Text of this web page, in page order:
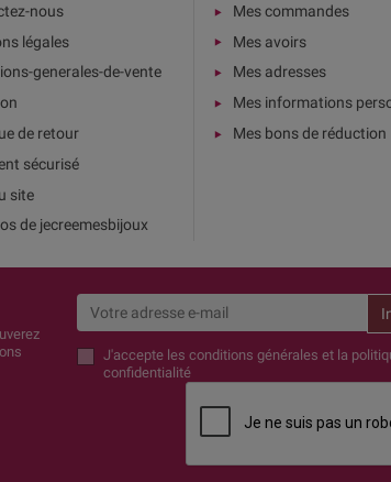
nous
légales
generales-de-vente
de retour
sécurisé
site
de jecreemesbijoux
Mes commandes
Mes avoirs
Mes adresses
Mes informations
Mes bons de réduction
J'accepte les conditions générales et la
confidentialité